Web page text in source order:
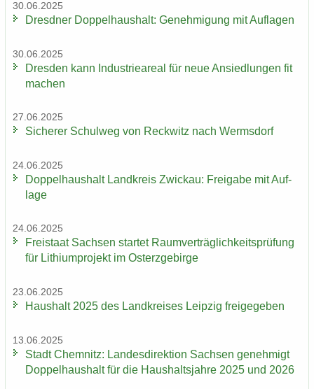
30.06.2025
Dresd­ner Dop­pel­haus­halt: Ge­neh­mi­gung mit Auf­la­gen
30.06.2025
Dres­den kann In­dus­trie­are­al für neue An­sied­lun­gen fit
ma­chen
27.06.2025
Si­che­rer Schul­weg von Reck­witz nach Werms­dorf
24.06.2025
Dop­pel­haus­halt Land­kreis Zwi­ckau: Frei­ga­be mit Auf­
la­ge
24.06.2025
Frei­staat Sach­sen star­tet Ra­um­ver­träg­lich­keits­prü­fung
für Li­thi­um­pro­jekt im Ost­erz­ge­bir­ge
23.06.2025
Haus­halt 2025 des Land­krei­ses Leip­zig frei­ge­ge­ben
13.06.2025
Stadt Chem­nitz: Lan­des­di­rek­ti­on Sach­sen ge­neh­migt
Dop­pel­haus­halt für die Haus­halts­jah­re 2025 und 2026